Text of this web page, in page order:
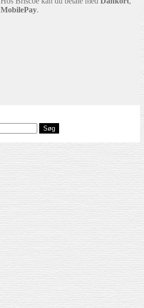
MobilePay.
Søg